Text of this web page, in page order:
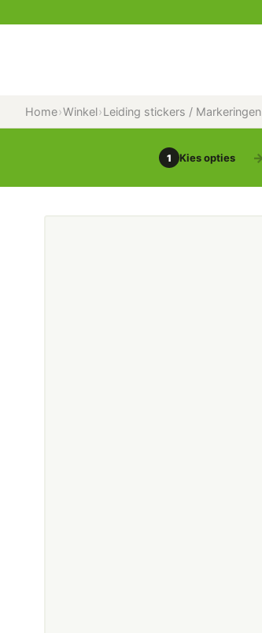
Home›Winkel›Leiding stickers / Markeringen
1 Kies opties